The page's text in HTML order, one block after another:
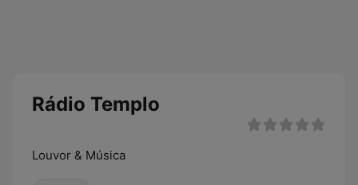
Rádio Templo
Louvor & Música